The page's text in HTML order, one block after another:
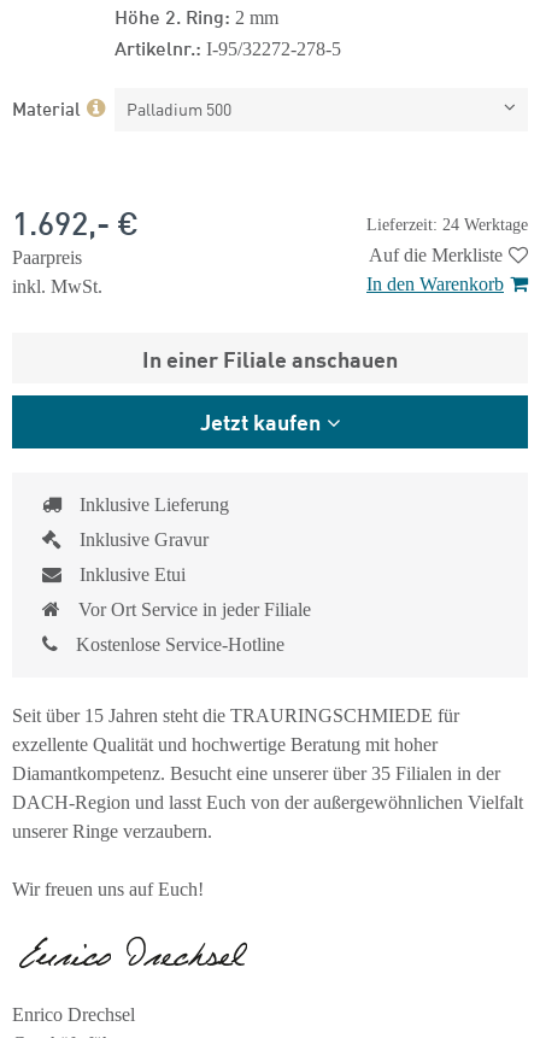
Höhe 2. Ring: 2 mm
Artikelnr.: I-95/32272-278-5
Material Palladium 500
Lieferzeit: 24 Werktage
1.692,- €
Paarpreis
inkl. MwSt.
Auf die Merkliste
In den Warenkorb
In einer Filiale anschauen
Jetzt kaufen
Inklusive Lieferung
Inklusive Gravur
Inklusive Etui
Vor Ort Service in jeder Filiale
Kostenlose Service-Hotline
Seit über 15 Jahren steht die TRAURINGSCHMIEDE für
exzellente Qualität und hochwertige Beratung mit hoher
Diamantkompetenz. Besucht eine unserer über 35 Filialen in der
DACH-Region und lasst Euch von der außergewöhnlichen Vielfalt
unserer Ringe verzaubern.
Wir freuen uns auf Euch!
Enrico Drechsel